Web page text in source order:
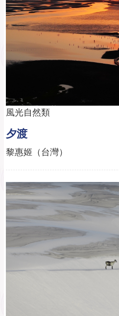
風光自然類
夕渡
黎惠姬（台灣）